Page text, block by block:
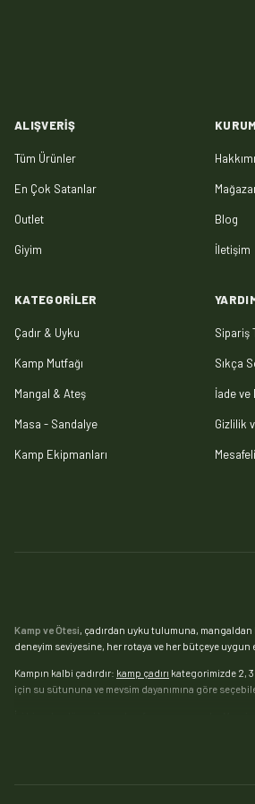
ALIŞVERIŞ
Tüm Ürünler
En Çok Satanlar
Outlet
Giyim
KATEGORILER
Çadır & Uyku
Kamp Mutfağı
Mangal & Ateş
Masa - Sandalye
Kamp Ekipmanları
Blog
İletişim
Sipariş
Sıkça
İade ve
Gizlilik
Kamp ve Ötesi, çadırdan uyku tulumuna,
deneyim seviyesine, her rotaya ve her bütçeye
Kampın kalbi çadırdır: kamp çadırı kategorimizde 2,
için su sütununa ve mevsim dayanımına göre